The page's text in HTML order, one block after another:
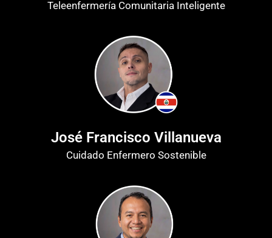
Teleenfermería Comunitaria Inteligente
José Francisco Villanueva
Cuidado Enfermero Sostenible